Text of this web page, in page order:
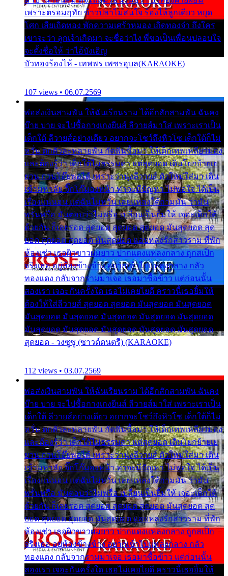
เพราะตรอมฤทัย ข้าวปลาไม่สนใจ ร้องไห้ลูกเดียว หยุด
โศก เสียเถิดทอง พักความเศร้าหมอง เถิดทองจ๋า ถึงใคร
เขาจะว่า ลูกเจ้าเกิดมา จะชื่อว่าไง พี่ขอเป็นเพื่อนปลอบใจ
จะตั้งชื่อให้ ว่าไอ้บังเอิญ
บัวทองร้องไห้ - เทพพร เพชรอุบล(KARAOKE)
107 views • 06.07.2569
พ่อส่งเงินสามพัน ให้ฉันเรียนราม ได้อีกสักสามพัน ฉันคง
บ๊าย บาย จะไปซื้อกางเกงยีนส์ ลีวายส์มาใส่ เพราะเราเป็น
เด็กใต้ ลีวายส์อย่างเดียว อยากจะโชว์ถึงหิวโซ เด็กใต้ก็ไม่
หวั่น ตกตัวละหลายพัน กัดฟันซื้อมา ให้เด็กเทพเหลียวมอง
และต้องรู้ว่า เด็กใต้ไม่ธรรมดา แต่สุดยอด เดินโยกย้ายเย
ยวน กวนโอ๊ยพอได้ เพราะว่านุ่งลีวายส์ ตัวใหม่ใส่มา เดิน
เข้ามหาลัย จิ๊กโก๊มองหน้า ท่าจะมีปัญหา ไม่พอใจ ได้เป็น
เรื่องแน่นอน แต่ฉันไม่หวั่น เลยแหลงใต้ถามมัน ว่ามัน
พรั่นพรือ มันตอบว่าไม่พรื่อ เปลี่ยนเป็นยิ้มให้ เจอะเด็กใต้
ด้วยกัน ก็เลยรอด สุดยอด สุดยอด สุดยอด มันสุดยอด สุด
ยอด สุดยอด สุดยอด มันสุดยอด แอบหลงรักสาวราม ที่พัก
ห้องเช่า เธอผิวขาวผมยาว ปากแดงแหลงกลาง ถูกสเป็ก
จริงเธอ อยู่ห้องข้างข้าง อยากเข้าไปแหลงกลาง กลัว
ทองแดง กลับจากรามมาเจอ เธอมาซื้อข้าว แต่ก่อนนั้น
สองเรา เจอะกันครั้งใด เธอไม่เคยไยดี คราวนี้เธอยิ้มให้
ต้องให้ใส่ลีวายส์ สุดยอด สุดยอด มันสุดยอด มันสุดยอด
มันสุดยอด มันสุดยอด มันสุดยอด มันสุดยอด มันสุดยอด
มันสุดยอด มันสุดยอด มันสุดยอด มันสุดยอด มันสุดยอด
สุดยอด - วงซูซู (ซาวด์ดนตรี) (KARAOKE)
112 views • 03.07.2569
พ่อส่งเงินสามพัน ให้ฉันเรียนราม ได้อีกสักสามพัน ฉันคง
บ๊าย บาย จะไปซื้อกางเกงยีนส์ ลีวายส์มาใส่ เพราะเราเป็น
เด็กใต้ ลีวายส์อย่างเดียว อยากจะโชว์ถึงหิวโซ เด็กใต้ก็ไม่
หวั่น ตกตัวละหลายพัน กัดฟันซื้อมา ให้เด็กเทพเหลียวมอง
และต้องรู้ว่า เด็กใต้ไม่ธรรมดา แต่สุดยอด เดินโยกย้ายเย
ยวน กวนโอ๊ยพอได้ เพราะว่านุ่งลีวายส์ ตัวใหม่ใส่มา เดิน
เข้ามหาลัย จิ๊กโก๊มองหน้า ท่าจะมีปัญหา ไม่พอใจ ได้เป็น
เรื่องแน่นอน แต่ฉันไม่หวั่น เลยแหลงใต้ถามมัน ว่ามัน
พรั่นพรือ มันตอบว่าไม่พรื่อ เปลี่ยนเป็นยิ้มให้ เจอะเด็กใต้
ด้วยกัน ก็เลยรอด สุดยอด สุดยอด สุดยอด มันสุดยอด สุด
ยอด สุดยอด สุดยอด มันสุดยอด แอบหลงรักสาวราม ที่พัก
ห้องเช่า เธอผิวขาวผมยาว ปากแดงแหลงกลาง ถูกสเป็ก
จริงเธอ อยู่ห้องข้างข้าง อยากเข้าไปแหลงกลาง กลัว
ทองแดง กลับจากรามมาเจอ เธอมาซื้อข้าว แต่ก่อนนั้น
สองเรา เจอะกันครั้งใด เธอไม่เคยไยดี คราวนี้เธอยิ้มให้